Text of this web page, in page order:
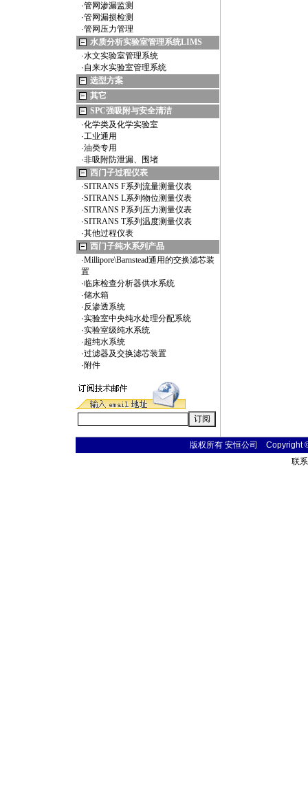
·管网渗漏监测
·管网漏损检测
·管网压力管理
水质分析实验室管理系统LIMS
·水文实验室管理系统
·自来水实验室管理系统
选型方案
其它
SPC强吸附与安全清洁
·化学类及化学实验室
·工业通用
·油类专用
·非吸附防泄漏、围堵
西门子过程仪表
·SITRANS F系列流量测量仪表
·SITRANS L系列物位测量仪表
·SITRANS P系列压力测量仪表
·SITRANS T系列温度测量仪表
·其他过程仪表
西门子纯水系列产品
·Millipore\Barnstead通用的交换滤芯装
置
·临床检查分析器供水系统
·储水箱
·反渗透系统
·实验室中央纯水处理分配系统
·实验室级纯水系统
·超纯水系统
·过滤器及交换滤芯装置
·附件
版权所有 安恒公司 Copyright
联